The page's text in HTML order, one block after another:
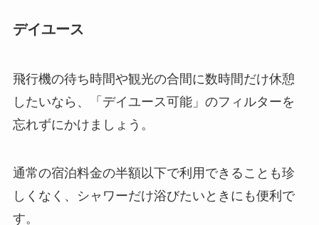
デイユース
飛行機の待ち時間や観光の合間に数時間だけ休憩
したいなら、「デイユース可能」のフィルターを
忘れずにかけましょう。
通常の宿泊料金の半額以下で利用できることも珍
しくなく、シャワーだけ浴びたいときにも便利で
す。